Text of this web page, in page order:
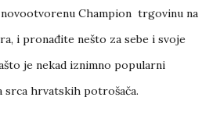
Champion trgovinu na
i pronađite nešto za sebe i svoje
je nekad iznimno popularni
srca hrvatskih potrošača.